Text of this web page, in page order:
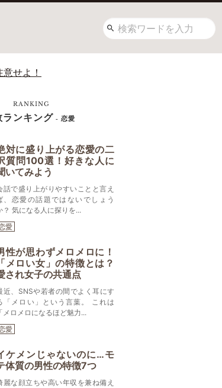
せよ！
RANKING
ランキング - 恋愛
対に盛り上がる恋愛の二
質問100選！好きな人に
いてみよう
話で盛り上がりやすいことと言え
、恋愛の話題ではないでしょう
？ 気になる人に探りを...
愛
性が思わずメロメロに！
「メロい女」の特徴とは？
され女子の共通点
近、SNSや若者の間でよく耳にす
「メロい」という言葉。 これは
「メロメロになるほど魅力...
愛
ケメンじゃないのに…モ
体質の男性の特徴7つ
麗な顔立ちや高い年収を兼ね備え